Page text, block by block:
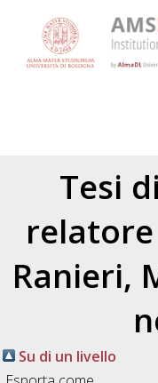
Tesi
Ranieri,
Su di un livello